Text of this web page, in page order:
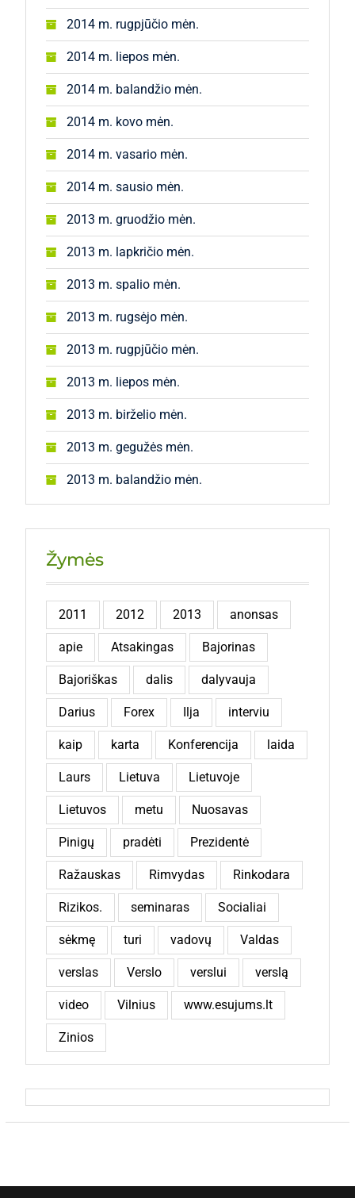
2014 m. rugpjūčio mėn.
2014 m. liepos mėn.
2014 m. balandžio mėn.
2014 m. kovo mėn.
2014 m. vasario mėn.
2014 m. sausio mėn.
2013 m. gruodžio mėn.
2013 m. lapkričio mėn.
2013 m. spalio mėn.
2013 m. rugsėjo mėn.
2013 m. rugpjūčio mėn.
2013 m. liepos mėn.
2013 m. birželio mėn.
2013 m. gegužės mėn.
2013 m. balandžio mėn.
Žymės
2011 2012 2013 anonsas
apie Atsakingas Bajorinas
Bajoriškas dalis dalyvauja
Darius Forex Ilja interviu
kaip karta Konferencija laida
Laurs Lietuva Lietuvoje
Lietuvos metu Nuosavas
Pinigų pradėti Prezidentė
Ražauskas Rimvydas Rinkodara
Rizikos. seminaras Socialiai
sėkmę turi vadovų Valdas
verslas Verslo verslui verslą
video Vilnius www.esujums.lt
Zinios